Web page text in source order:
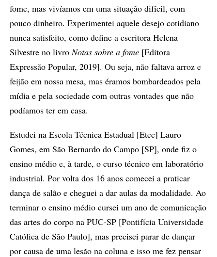
fome, mas vivíamos em uma situação difícil, com
pouco dinheiro. Experimentei aquele desejo cotidiano
nunca satisfeito, como define a escritora Helena
Silvestre no livro Notas sobre a fome [Editora
Expressão Popular, 2019]. Ou seja, não faltava arroz e
feijão em nossa mesa, mas éramos bombardeados pela
mídia e pela sociedade com outras vontades que não
podíamos ter em casa.
Estudei na Escola Técnica Estadual [Etec] Lauro
Gomes, em São Bernardo do Campo [SP], onde fiz o
ensino médio e, à tarde, o curso técnico em laboratório
industrial. Por volta dos 16 anos comecei a praticar
dança de salão e cheguei a dar aulas da modalidade. Ao
terminar o ensino médio cursei um ano de comunicação
das artes do corpo na PUC-SP [Pontifícia Universidade
Católica de São Paulo], mas precisei parar de dançar
por causa de uma lesão na coluna e isso me fez pensar